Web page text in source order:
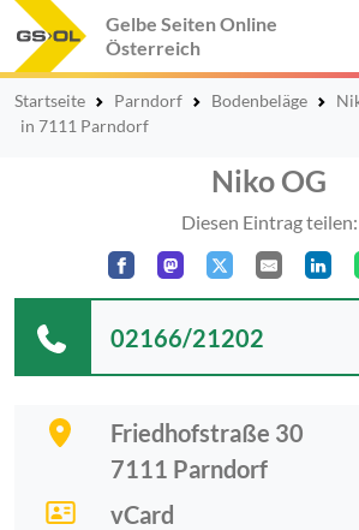
Gelbe Seiten Online
Österreich
Startseite Parndorf Bodenbeläge
in 7111 Parndorf
Niko OG
Diesen Eintrag teilen:
Friedhofstraße 30
7111 Parndorf
vCard
02166/21202